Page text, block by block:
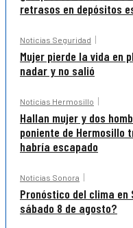
retrasos en depósitos
Noticias Seguridad
Mujer pierde la vida en
nadar y no salió
Noticias Hermosillo
Hallan mujer y dos
poniente de Hermosillo
habría escapado
Noticias Sonora
Pronóstico del clima en
sábado 8 de agosto?